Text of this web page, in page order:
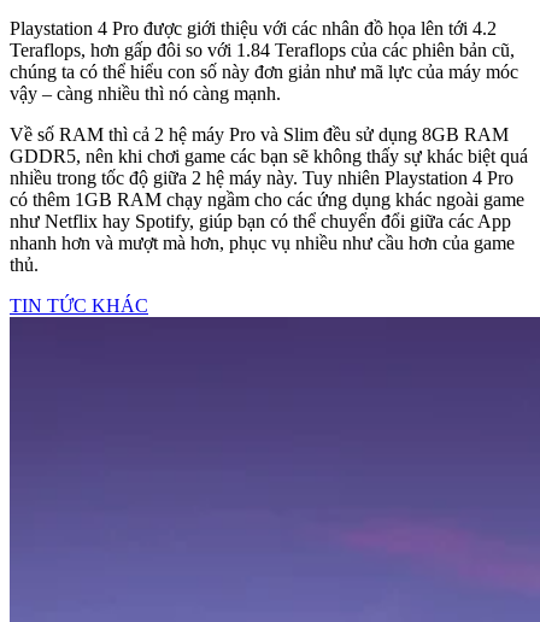
Playstation 4 Pro được giới thiệu với các nhân đồ họa lên tới 4.2
Teraflops, hơn gấp đôi so với 1.84 Teraflops của các phiên bản cũ,
chúng ta có thể hiểu con số này đơn giản như mã lực của máy móc
vậy – càng nhiều thì nó càng mạnh.
Về số RAM thì cả 2 hệ máy Pro và Slim đều sử dụng 8GB RAM
GDDR5, nên khi chơi game các bạn sẽ không thấy sự khác biệt quá
nhiều trong tốc độ giữa 2 hệ máy này. Tuy nhiên Playstation 4 Pro
có thêm 1GB RAM chạy ngầm cho các ứng dụng khác ngoài game
như Netflix hay Spotify, giúp bạn có thể chuyển đổi giữa các App
nhanh hơn và mượt mà hơn, phục vụ nhiều như cầu hơn của game
thủ.
TIN TỨC KHÁC